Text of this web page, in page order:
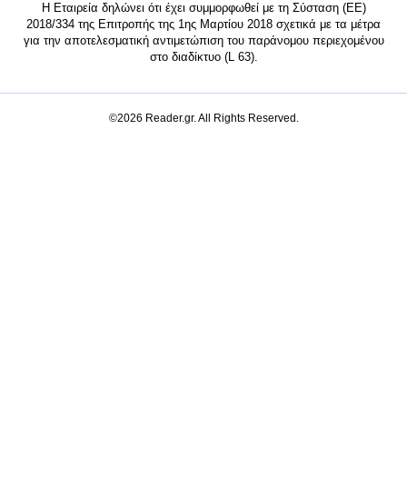
Η Εταιρεία δηλώνει ότι έχει συμμορφωθεί με τη Σύσταση (ΕΕ)
2018/334 της Επιτροπής της 1ης Μαρτίου 2018 σχετικά με τα μέτρα
για την αποτελεσματική αντιμετώπιση του παράνομου περιεχομένου
στο διαδίκτυο (L 63).
©2026 Reader.gr. All Rights Reserved.